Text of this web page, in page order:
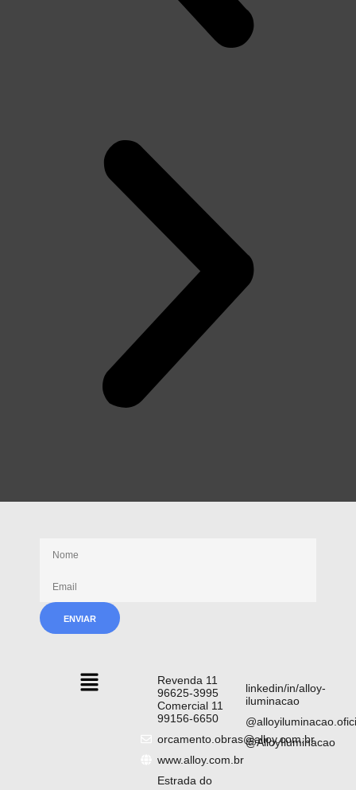
Revenda 11
96625-3995
Comercial 11
99156-6650
orcamento.obras@alloy.com.br
www.alloy.com.br
Estrada do
linkedin/in/alloy-
iluminacao
@AlloyIluminacao